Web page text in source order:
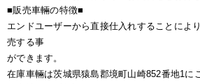
■販売車輛の特徴■
エンドユーザーから直接仕入れすることによ
売する事
ができます。
在庫車輛は茨城県猿島郡境町山崎852番地1に